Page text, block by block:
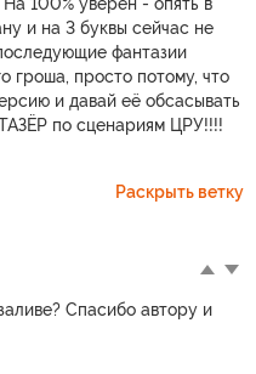
100% уверен - опять в
и на 3 буквы сейчас не
фантазии
гроша, просто потому, что
и давай её обсасывать
по сценариям ЦРУ!!!!
Раскрыть ветку
Спасибо автору и